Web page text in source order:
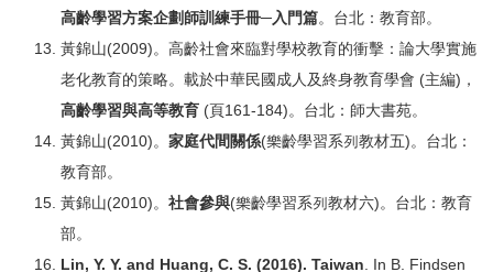
高齡學習方案企劃師訓練手冊─入門篇。台北：教育部。
黃錦山(2009)。高齡社會來臨對學校教育的衝擊：論大學實施
老化教育的策略。載於中華民國成人及終身教育學會 (主編)，
高齡學習與高等教育 (頁161-184)。台北：師大書苑。
黃錦山(2010)。 家庭代間關係(樂齡學習系列教材五)。台北：
教育部。
黃錦山(2010)。 社會參與(樂齡學習系列教材六)。台北：教育
部。
Lin, Y. Y. and Huang, C. S. (2016). Taiwan . In B. Findsen